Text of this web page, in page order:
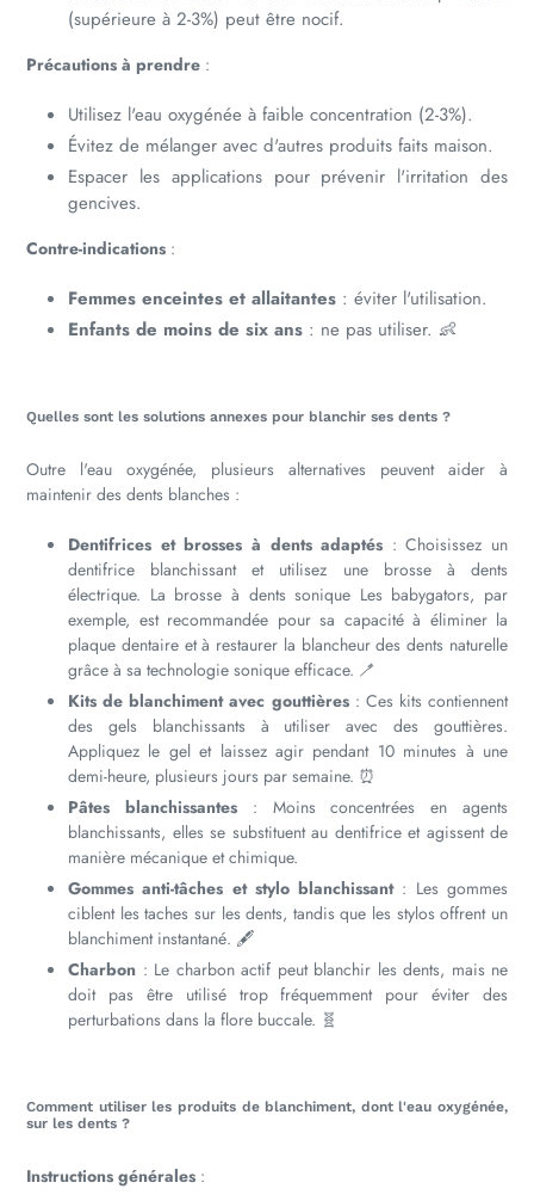
(supérieure à 2-3%) peut être nocif.
Précautions à prendre :
Utilisez l'eau oxygénée à faible concentration (2-3%).
Évitez de mélanger avec d'autres produits faits maison.
Espacer les applications pour prévenir l'irritation des
gencives.
Contre-indications :
Femmes enceintes et allaitantes : éviter l'utilisation.
Enfants de moins de six ans : ne pas utiliser. 👶
Quelles sont les solutions annexes pour blanchir ses dents ?
Outre l'eau oxygénée, plusieurs alternatives peuvent aider à
maintenir des dents blanches :
Dentifrices et brosses à dents adaptés : Choisissez un
dentifrice blanchissant et utilisez une brosse à dents
électrique. La brosse à dents sonique Les babygators, par
exemple, est recommandée pour sa capacité à éliminer la
plaque dentaire et à restaurer la blancheur des dents naturelle
grâce à sa technologie sonique efficace. 🪥
Kits de blanchiment avec gouttières: Ces kits contiennent
des gels blanchissants à utiliser avec des gouttières.
Appliquez le gel et laissez agir pendant 10 minutes à une
demi-heure, plusieurs jours par semaine. ⏰
Pâtes blanchissantes: Moins concentrées en agents
blanchissants, elles se substituent au dentifrice et agissent de
manière mécanique et chimique.
Gommes anti-tâches et stylo blanchissant: Les gommes
ciblent les taches sur les dents, tandis que les stylos offrent un
blanchiment instantané. 🖋
Charbon : Le charbon actif peut blanchir les dents, mais ne
doit pas être utilisé trop fréquemment pour éviter des
perturbations dans la flore buccale. 🧬
Comment utiliser les produits de blanchiment, dont l'eau oxygénée,
sur les dents ?
Instructions générales :